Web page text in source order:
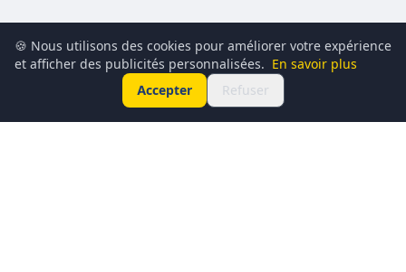
🍪 Nous utilisons des cookies pour améliorer votre expérience
et afficher des publicités personnalisées. En savoir plus
Accepter
Refuser